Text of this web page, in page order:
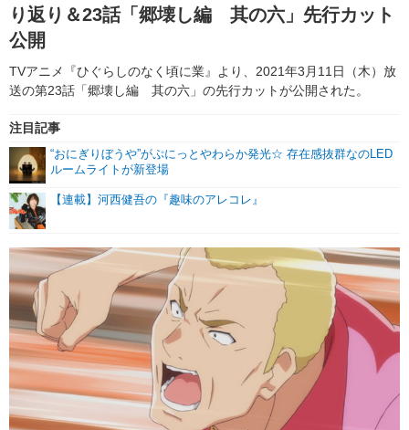
グッズ イベント
舞台 新帝スタ
ラキりす
番組・動画一覧 ラジオ
連載・ブログ
編集部ブログ・お知らせ
り返り＆23話「郷壊し編 其の六」先行カット
公開
TVアニメ『ひぐらしのなく頃に業』より、2021年3月11日（木）放
送の第23話「郷壊し編 其の六」の先行カットが公開された。
注目記事
“おにぎりぼうや”がぷにっとやわらか発光☆ 存在感抜群なのLED
ルームライトが新登場
【連載】河西健吾の『趣味のアレコレ』